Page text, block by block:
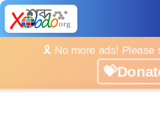
🎗️ No more ads! Please